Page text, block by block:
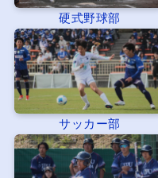
硬式野球部
サッカー部